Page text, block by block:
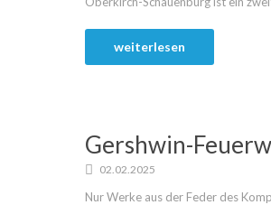
weiterlesen
Gershwin-
02.02.2025
Nur Werke aus der Feder des